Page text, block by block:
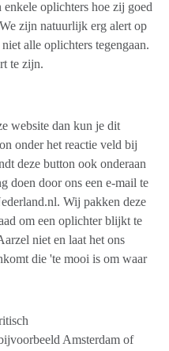
oplichters hoe zij goed
zijn natuurlijk erg alert op
alle oplichters tegengaan.
te zijn.
website dan kun je dit
onder het reactie veld bij
deze button ook onderaan
doen door ons een e-mail te
Wij pakken deze
om een oplichter blijkt te
niet en laat het ons
die 'te mooi is om waar
Amsterdam of